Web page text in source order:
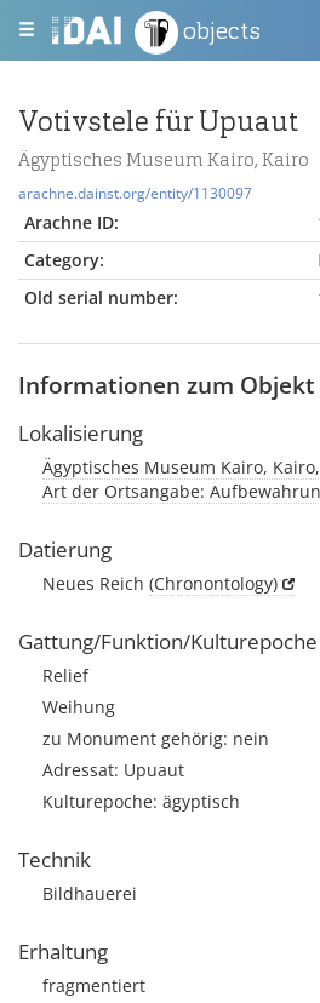
objects
Votivstele für Upuaut
Ägyptisches Museum Kairo, Kairo
arachne.dainst.org/entity/1130097
Arachne ID:
Category:
Old serial number:
Informationen zum Objekt
Lokalisierung
Ägyptisches Museum Kairo,
Art der Ortsangabe:
Datierung
Neues Reich (Chronontology)
Gattung/Funktion/Kulturepoche
Relief
Weihung
zu Monument gehörig: nein
Adressat: Upuaut
Kulturepoche: ägyptisch
Technik
Bildhauerei
Erhaltung
fragmentiert